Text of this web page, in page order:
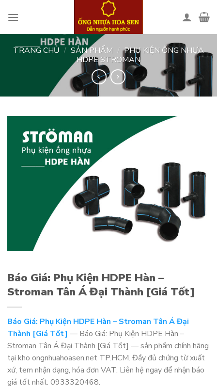
TRANG CHỦ / SẢN PHẨM / PHỤ KIỆN ỐNG NHỰA
HDPE STROMAN
Báo Giá: Phụ Kiện HDPE Hàn –
Stroman Tân Á Đại Thành [Giá Tốt]
Báo Giá: Phụ Kiện HDPE Hàn – Stroman Tân Á Đại
Thành [Giá Tốt] — Báo Giá: Phụ Kiện HDPE Hàn –
Stroman Tân Á Đại Thành [Giá Tốt] — sản phẩm chính hãng
tại kho ongnhuahoasen.net TP.HCM. Đầy đủ chứng từ xuất
xứ, tem nhận dạng, hóa đơn VAT. Liên hệ ngay để nhận báo
giá tốt nhất: 0933320468.